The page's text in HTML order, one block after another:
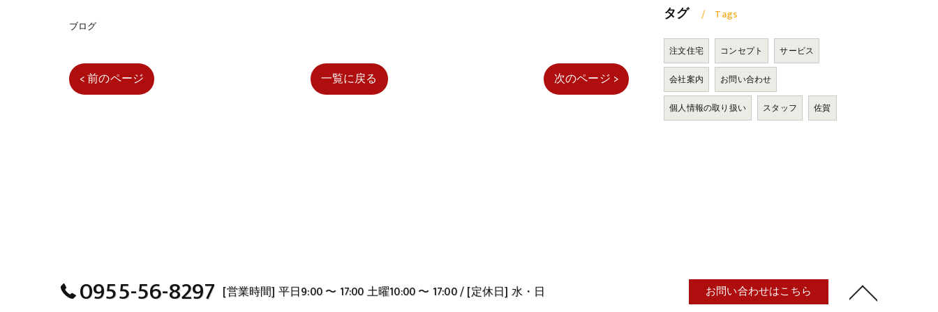
ブログ
< 前のページ 一覧に戻る 次のページ >
タグ Tags
注文住宅 コンセプト サービス
会社案内 お問い合わせ
個人情報の取り扱い スタッフ 佐賀
0955-56-8297 [営業時間] 平日9:00 〜 17:00 土曜10:00 〜 17:00 / [定休日] 水・日 お問い合わせはこちら